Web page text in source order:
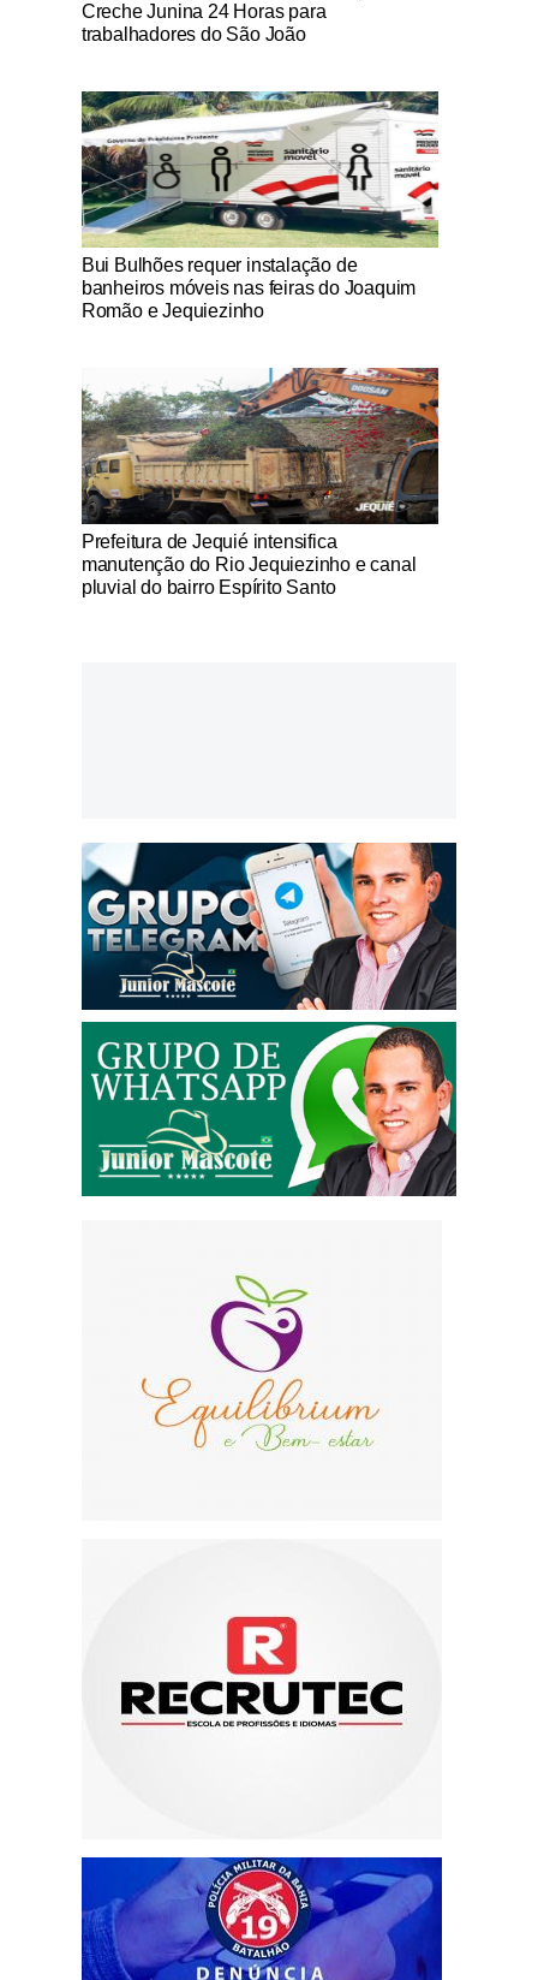
Creche Junina 24 Horas para
trabalhadores do São João
Notícias Católicas
Bui Bulhões requer instalação de
banheiros móveis nas feiras do Joaquim
Romão e Jequiezinho
Notícias Católicas
Prefeitura de Jequié intensifica
manutenção do Rio Jequiezinho e canal
pluvial do bairro Espírito Santo